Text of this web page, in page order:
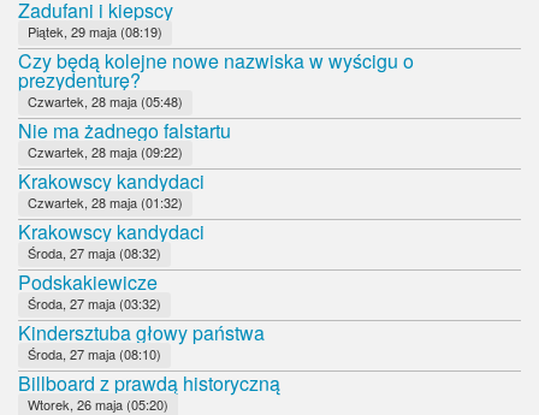
Zadufani i kiepscy
Piątek, 29 maja (08:19)
Czy będą kolejne nowe nazwiska w wyścigu o
prezydenturę?
Czwartek, 28 maja (05:48)
Nie ma żadnego falstartu
Czwartek, 28 maja (09:22)
Krakowscy kandydaci
Czwartek, 28 maja (01:32)
Krakowscy kandydaci
Środa, 27 maja (08:32)
Podskakiewicze
Środa, 27 maja (03:32)
Kindersztuba głowy państwa
Środa, 27 maja (08:10)
Billboard z prawdą historyczną
Wtorek, 26 maja (05:20)